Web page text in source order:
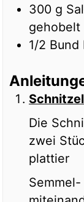
300 g
gehobelt
1/2
Schnitzel
Die
zwei
plattier